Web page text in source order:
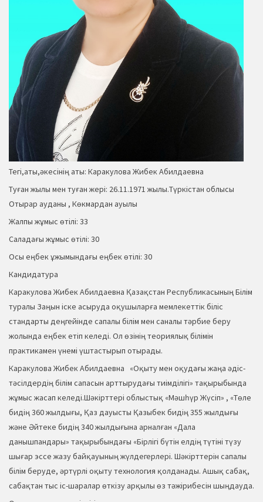
Тегі,аты,әкесінің аты: Каракулова Жибек Абилдаевна
Туған жылы мен туған жері: 26.11.1971 жылы.Түркістан облысы
Отырар ауданы , Көкмардан ауылы
Жалпы жұмыс өтілі: 33
Саладағы жұмыс өтілі: 30
Осы еңбек ұжымындағы еңбек өтілі: 30
Кандидатура
Каракулова Жибек Абилдаевна Қазақстан Республикасының Білім
туралы Заңын іске асыруда оқушыларға мемлекеттік біліс
стандарты деңгейінде сапалы білім мен саналы тәрбие беру
жолында еңбек етіп келеді. Ол өзінің теориялық білімін
практикамен үнемі үштастырып отырады.
Каракулова Жибек Абилдаевна «Оқыту мен оқудағы жаңа әдіс-
тәсілдердің білім сапасын арттырудағы тиімділігі» тақырыбында
жұмыс жасап келеді.Шәкірттері облыстық «Мәшһүр Жүсіп» , «Төле
бидің 360 жылдығы, Қаз дауысты Қазыбек бидің 355 жылдығы
және Әйтеке бидің 340 жылдығына арналған «Дала
данышпандары» тақырыбындағы «Бірлігі бүтін елдің түтіні түзу
шығар эссе жазу байқауының жүлдегерлері. Шәкірттерін сапалы
білім беруде, әртүрлі оқыту технология қолданады. Ашық сабақ,
сабақтан тыс іс-шаралар өткізу арқылы өз тәжірибесін шыңдауда.